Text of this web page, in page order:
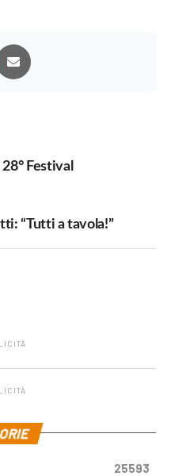
Festival
“Tutti a tavola!”
25593